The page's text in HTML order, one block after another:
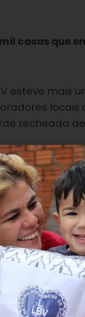
casas que
esteve mais
recheada